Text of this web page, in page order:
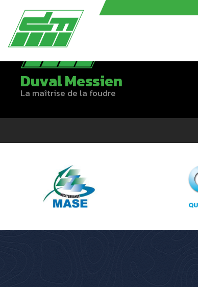
Duval Messien
La maîtrise de la foudre